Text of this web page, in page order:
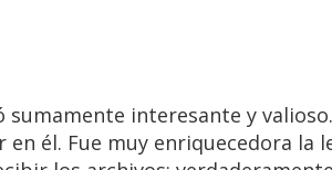
interesante y
él. Fue muy enriquecedora la